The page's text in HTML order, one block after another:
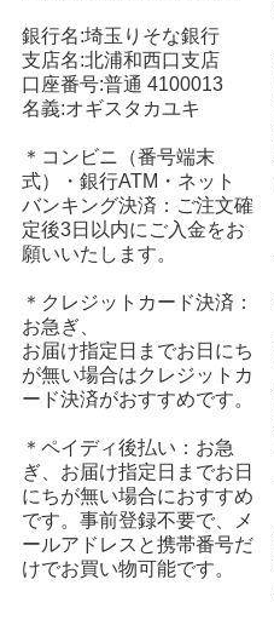
銀行名:埼玉りそな銀行
支店名:北浦和西口支店
口座番号:普通 4100013
名義:オギスタカユキ
＊コンビニ（番号端末
式）・銀行ATM・ネット
バンキング決済：ご注文確
定後3日以内にご入金をお
願いいたします。
＊クレジットカード決済：
お急ぎ、
お届け指定日までお日にち
が無い場合はクレジットカ
ード決済がおすすめです。
＊ペイディ後払い：お急
ぎ、お届け指定日までお日
にちが無い場合におすすめ
です。事前登録不要で、メ
ールアドレスと携帯番号だ
けでお買い物可能です。